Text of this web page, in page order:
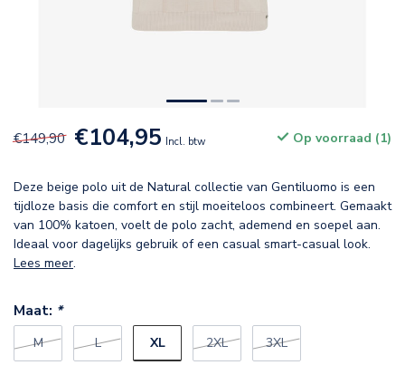
€149,90 €104,95 Incl. btw Op voorraad (1)
Deze beige polo uit de Natural collectie van Gentiluomo is een
tijdloze basis die comfort en stijl moeiteloos combineert. Gemaakt
van 100% katoen, voelt de polo zacht, ademend en soepel aan.
Ideaal voor dagelijks gebruik of een casual smart-casual look.
Lees meer.
Maat: *
M L XL 2XL 3XL